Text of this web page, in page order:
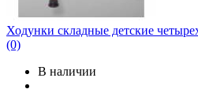
Ходунки складные детские
(0)
В наличии